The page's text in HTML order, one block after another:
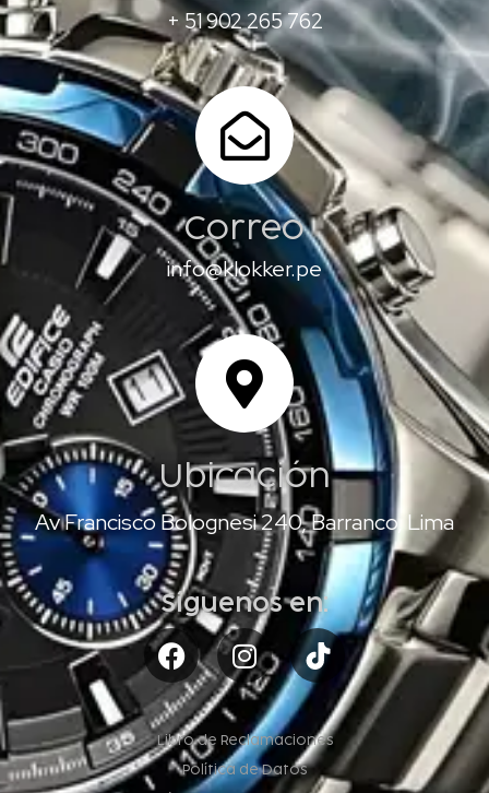
+ 51 902 265 762
Correo
info@klokker.pe
Ubicación
Av Francisco Bolognesi 240, Barranco, Lima
Síguenos en:
Libro de Reclamaciones
Política de Datos